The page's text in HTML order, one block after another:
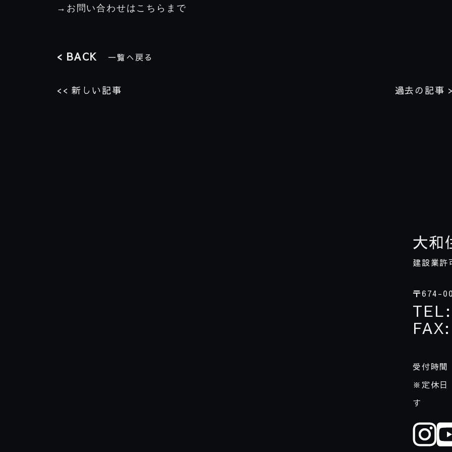
→お問い合わせはこちらまで
< BACK 一覧へ戻る
<< 新しい記事 過去の記事
大和
建設業
〒674-
TEL:
FAX:
受付時間
※定休日
す